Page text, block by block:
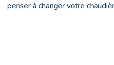
penser à changer votre